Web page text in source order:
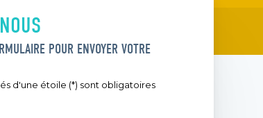
POUR ENVOYER VOTRE
d'une étoile (*) sont obligatoires